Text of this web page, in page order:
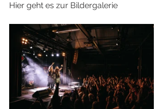
Hier geht es zur Bildergalerie